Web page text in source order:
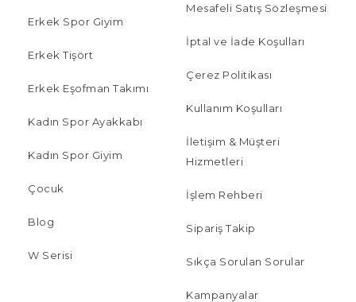
Erkek Spor Giyim
Erkek Tişört
Erkek Eşofman Takımı
Kadın Spor Ayakkabı
Kadın Spor Giyim
Çocuk
Blog
W Serisi
Mesafeli Satış Sözleşmesi
İptal ve İade Koşulları
Çerez Politikası
Kullanım Koşulları
İletişim & Müşteri
Hizmetleri
İşlem Rehberi
Sipariş Takip
Sıkça Sorulan Sorular
Kampanyalar